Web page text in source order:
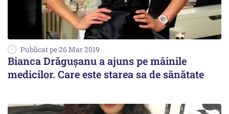
Publicat pe 26 Mar 2019
Bianca Drăgușanu a ajuns pe mâinile
medicilor. Care este starea sa de sănătate